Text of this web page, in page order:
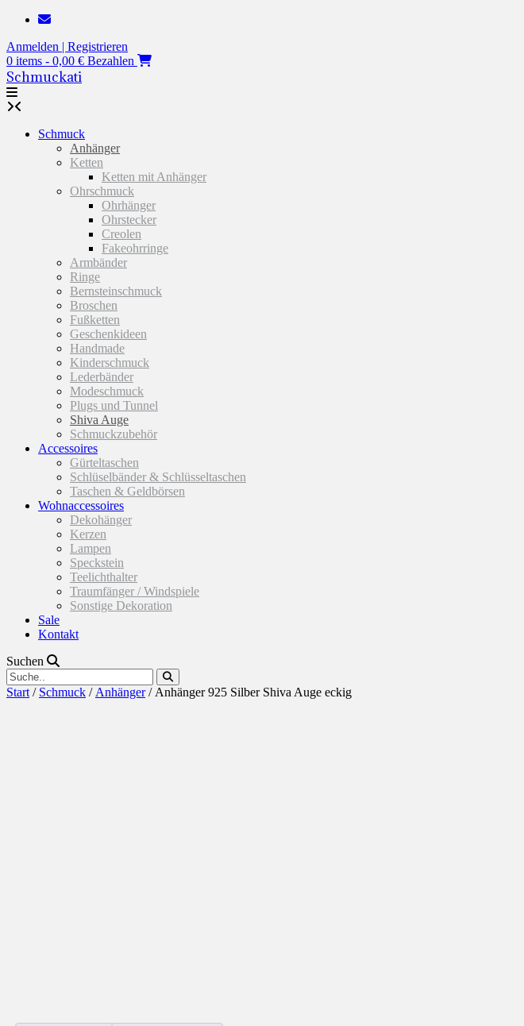
Zum
springen
Anmelden | Registrieren
0 items - 0,00 € Bezahlen
Schmuckati
Schmuck
Anhänger
Ketten
Ketten mit Anhänger
Ohrschmuck
Ohrhänger
Ohrstecker
Creolen
Fakeohrringe
Armbänder
Ringe
Bernsteinschmuck
Broschen
Fußketten
Geschenkideen
Handmade
Kinderschmuck
Lederbänder
Modeschmuck
Plugs und Tunnel
Shiva Auge
Schmuckzubehör
Accessoires
Gürteltaschen
Schlüselbänder & Schlüsseltaschen
Taschen & Geldbörsen
Wohnaccessoires
Dekohänger
Kerzen
Lampen
Speckstein
Teelichthalter
Traumfänger / Windspiele
Sonstige Dekoration
Sale
Kontakt
Suchen
Start / Schmuck / Anhänger/ Anhänger 925 Silber Shiva Auge eckig